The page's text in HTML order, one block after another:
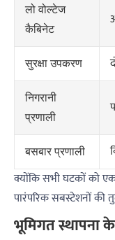
लो वोल्टेज
कैबिनेट
सुरक्षा उपकरण
निगरानी
प्रणाली
बसबार प्रणाली
क्योंकि सभी घटकों को
पारंपरिक सबस्टेशनों की
भूमिगत स्थापना